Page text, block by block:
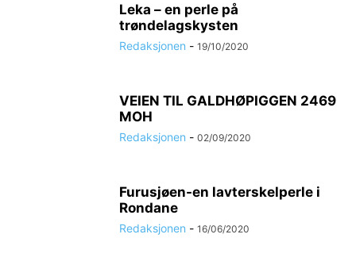
Leka – en perle på
trøndelagskysten
Redaksjonen - 19/10/2020
VEIEN TIL GALDHØPIGGEN 2469
MOH
Redaksjonen - 02/09/2020
Furusjøen-en lavterskelperle i
Rondane
Redaksjonen - 16/06/2020